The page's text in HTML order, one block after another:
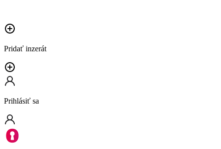
Pridať inzerát
Prihlásiť sa